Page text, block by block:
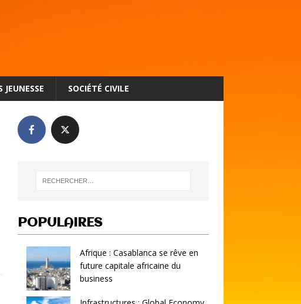
SOCIÉTÉ CIVILE
POPULAIRES
Afrique : Casablanca se rêve en
future capitale africaine du
business